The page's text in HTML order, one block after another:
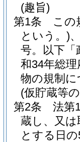
(趣旨)
第1条
この
という。)
号。以下「
和34年総
物の規制
(仮貯蔵等
第2条
法第
蔵し、又
とする日